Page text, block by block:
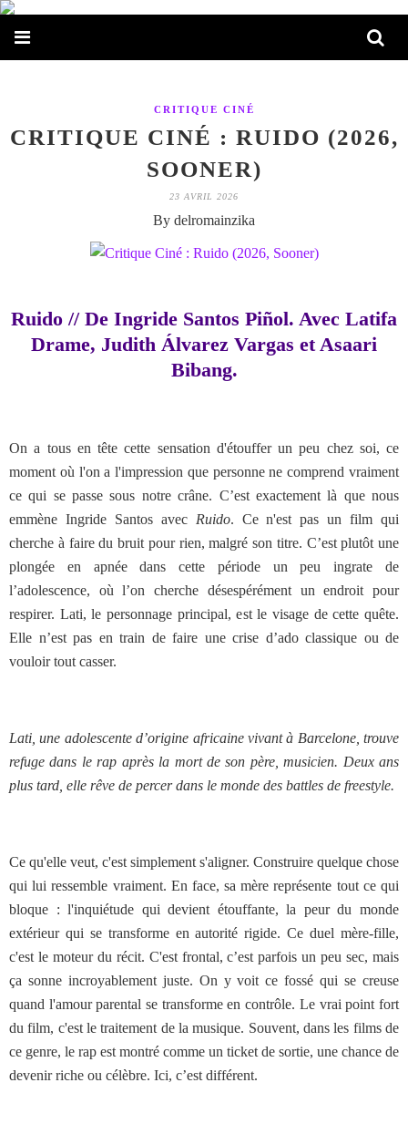
CRITIQUE CINÉ
CRITIQUE CINÉ : RUIDO (2026,
SOONER)
23 AVRIL 2026
By delromainzika
Ruido // De Ingride Santos Piñol. Avec Latifa
Drame, Judith Álvarez Vargas et Asaari
Bibang.
On a tous en tête cette sensation d'étouffer un peu chez soi, ce
moment où l'on a l'impression que personne ne comprend vraiment
ce qui se passe sous notre crâne. C’est exactement là que nous
emmène Ingride Santos avec Ruido. Ce n'est pas un film qui
cherche à faire du bruit pour rien, malgré son titre. C’est plutôt une
plongée en apnée dans cette période un peu ingrate de
l’adolescence, où l’on cherche désespérément un endroit pour
respirer. Lati, le personnage principal, est le visage de cette quête.
Elle n’est pas en train de faire une crise d’ado classique ou de
vouloir tout casser.
Lati, une adolescente d’origine africaine vivant à Barcelone, trouve
refuge dans le rap après la mort de son père, musicien. Deux ans
plus tard, elle rêve de percer dans le monde des battles de freestyle.
Ce qu'elle veut, c'est simplement s'aligner. Construire quelque chose
qui lui ressemble vraiment. En face, sa mère représente tout ce qui
bloque : l'inquiétude qui devient étouffante, la peur du monde
extérieur qui se transforme en autorité rigide. Ce duel mère-fille,
c'est le moteur du récit. C'est frontal, c’est parfois un peu sec, mais
ça sonne incroyablement juste. On y voit ce fossé qui se creuse
quand l'amour parental se transforme en contrôle. Le vrai point fort
du film, c'est le traitement de la musique. Souvent, dans les films de
ce genre, le rap est montré comme un ticket de sortie, une chance de
devenir riche ou célèbre. Ici, c’est différent.